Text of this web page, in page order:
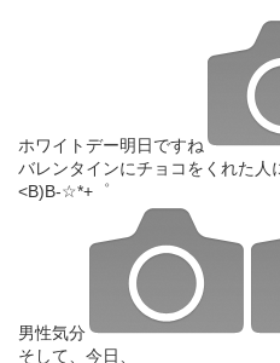
ホワイトデー明日ですね
バレンタインにチョコをくれた人
<B)B-☆*+゜
男性気分
そして、今日、